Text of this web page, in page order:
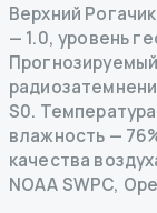
Верхний Рогачик
— 1.0,уровень
S0.
влажность —
качества
NOAA SWPC,